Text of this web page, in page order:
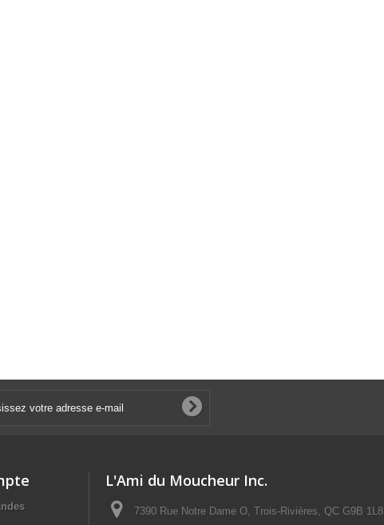
L'Ami du Moucheur Inc.
7390 Rue Notre Dame O, Trois-Rivières, QC G9B 1L8